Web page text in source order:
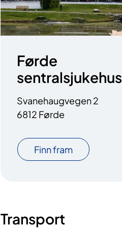
Førde
sentralsjukehus
Svanehaugvegen 2
6812 Førde
Finn fram
Transport